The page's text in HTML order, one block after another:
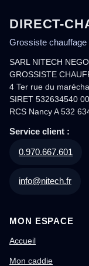
DIRECT-
Grossiste chauffage
SARL NITECH
GROSSISTE
4 Ter rue du
SIRET 532634540
RCS Nancy A 532
Service client :
0.970.667.601
info@nitech.fr
MON ESPACE
Accueil
Mon caddie